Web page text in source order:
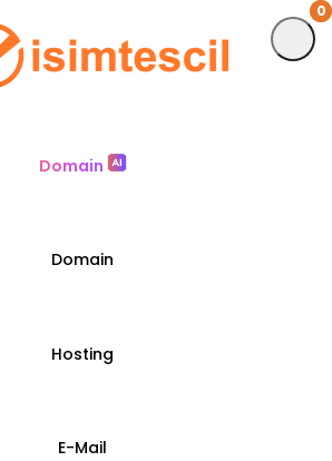
0
Domain
Domain
Hosting
E-Mail
0